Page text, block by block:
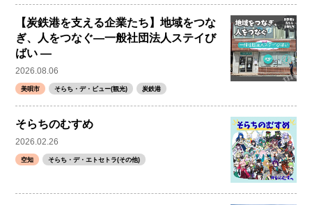
【炭鉄港を支える企業たち】地域をつな
ぎ、人をつなぐ―一般社団法人ステイび
ばい ―
2026.08.06
美唄市 そらち・デ・ビュー(観光) 炭鉄港
そらちのむすめ
2026.02.26
空知 そらち・デ・エトセトラ(その他)